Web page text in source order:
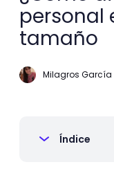
personal
tamaño
Milagros García
Índice